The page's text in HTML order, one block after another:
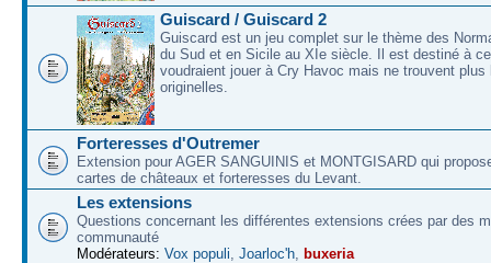
Guiscard / Guiscard 2
Guiscard est un jeu complet sur le thème des
du Sud et en Sicile au XIe siècle. Il est destiné à
voudraient jouer à Cry Havoc mais ne trouvent
originelles.
Forteresses d'Outremer
Extension pour AGER SANGUINIS et MONTGISARD qui
cartes de châteaux et forteresses du Levant.
Les extensions
Questions concernant les différentes extensions crées par des
communauté
Modérateurs: Vox populi, Joarloc'h, buxeria